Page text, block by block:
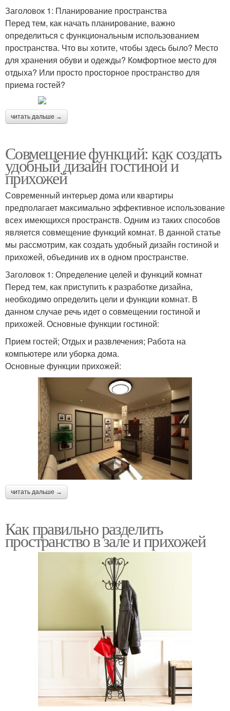
Заголовок 1: Планирование пространства
Перед тем, как начать планирование, важно
определиться с функциональным использованием
пространства. Что вы хотите, чтобы здесь было? Место
для хранения обуви и одежды? Комфортное место для
отдыха? Или просто просторное пространство для
приема гостей?
читать дальше →
Совмещение функций: как создать
удобный дизайн гостиной и
прихожей
Современный интерьер дома или квартиры
предполагает максимально эффективное использование
всех имеющихся пространств. Одним из таких способов
является совмещение функций комнат. В данной статье
мы рассмотрим, как создать удобный дизайн гостиной и
прихожей, объединив их в одном пространстве.
Заголовок 1: Определение целей и функций комнат
Перед тем, как приступить к разработке дизайна,
необходимо определить цели и функции комнат. В
данном случае речь идет о совмещении гостиной и
прихожей. Основные функции гостиной:
Прием гостей; Отдых и развлечения; Работа на
компьютере или уборка дома.
Основные функции прихожей:
читать дальше →
Как правильно разделить
пространство в зале и прихожей